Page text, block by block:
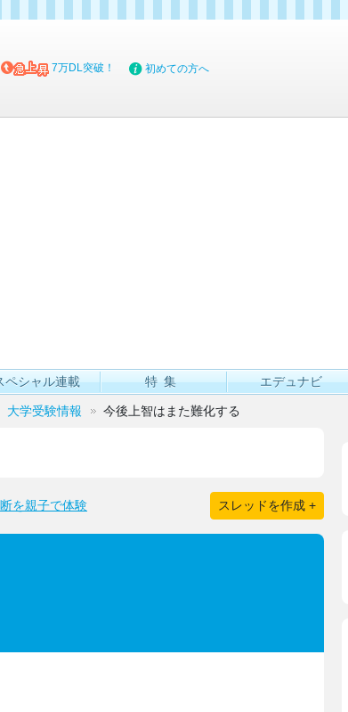
7万DL突破！ 初めての方へ
ペシャル連載 特集 エデュナビ
大学受験情報 今後上智はまた難化する
を親子で体験 スレッドを作成 +